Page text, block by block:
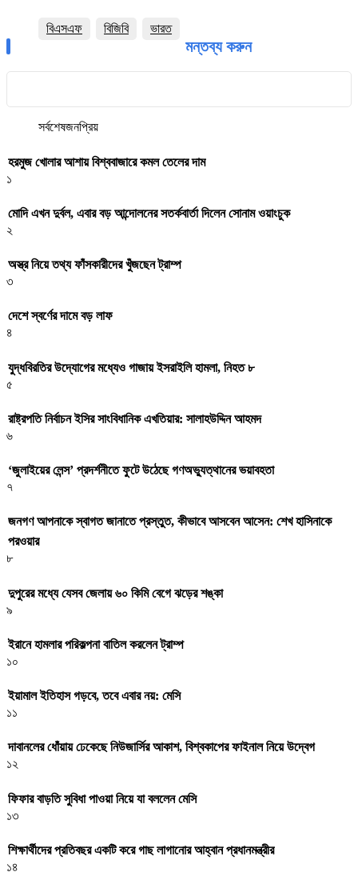
বিএসএফ বিজিবি ভারত
মন্তব্য করুন
সর্বশেষজনপ্রিয়
হরমুজ খোলার আশায় বিশ্ববাজারে কমল তেলের দাম
১
মোদি এখন দুর্বল, এবার বড় আন্দোলনের সতর্কবার্তা দিলেন সোনাম ওয়াংচুক
২
অস্ত্র নিয়ে তথ্য ফাঁসকারীদের খুঁজছেন ট্রাম্প
৩
দেশে স্বর্ণের দামে বড় লাফ
৪
যুদ্ধবিরতির উদ্যোগের মধ্যেও গাজায় ইসরাইলি হামলা, নিহত ৮
৫
রাষ্ট্রপতি নির্বাচন ইসির সাংবিধানিক এখতিয়ার: সালাহউদ্দিন আহমদ
৬
‘জুলাইয়ের লেন্স’ প্রদর্শনীতে ফুটে উঠেছে গণঅভ্যুত্থানের ভয়াবহতা
৭
জনগণ আপনাকে স্বাগত জানাতে প্রস্তুত, কীভাবে আসবেন আসেন: শেখ হাসিনাকে
পরওয়ার
৮
দুপুরের মধ্যে যেসব জেলায় ৬০ কিমি বেগে ঝড়ের শঙ্কা
৯
ইরানে হামলার পরিকল্পনা বাতিল করলেন ট্রাম্প
১০
ইয়ামাল ইতিহাস গড়বে, তবে এবার নয়: মেসি
১১
দাবানলের ধোঁয়ায় ঢেকেছে নিউজার্সির আকাশ, বিশ্বকাপের ফাইনাল নিয়ে উদ্বেগ
১২
ফিফার বাড়তি সুবিধা পাওয়া নিয়ে যা বললেন মেসি
১৩
শিক্ষার্থীদের প্রতিবছর একটি করে গাছ লাগানোর আহ্বান প্রধানমন্ত্রীর
১৪